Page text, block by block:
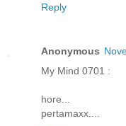
Reply
Anonymous
My Mind 0701 :
hore...
pertamaxx....